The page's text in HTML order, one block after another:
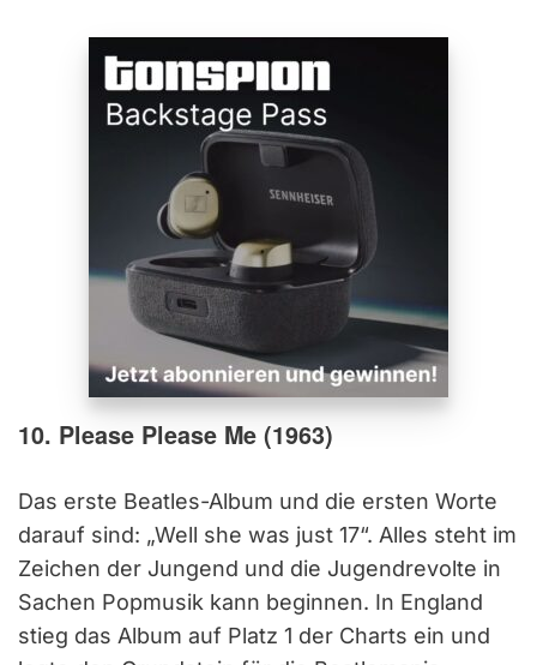
10. Please Please Me (1963)
Das erste Beatles-Album und die ersten Worte
darauf sind: „Well she was just 17“. Alles steht im
Zeichen der Jungend und die Jugendrevolte in
Sachen Popmusik kann beginnen. In England
stieg das Album auf Platz 1 der Charts ein und